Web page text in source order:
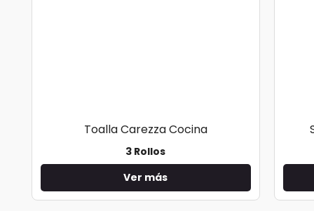
Toalla Carezza Cocina
3 Rollos
Ver más